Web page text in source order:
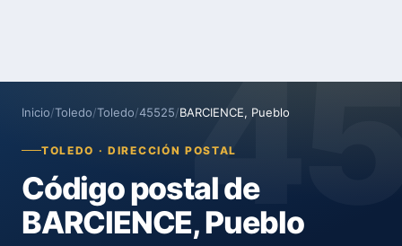
Inicio/Toledo/Toledo/45525/BARCIENCE, Pueblo
TOLEDO · DIRECCIÓN POSTAL
Código postal de
BARCIENCE, Pueblo